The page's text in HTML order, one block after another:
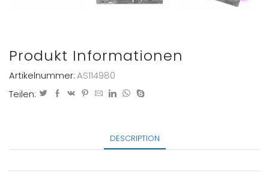
Produkt Informationen
Artikelnummer:AS114980
Teilen:
DESCRIPTION